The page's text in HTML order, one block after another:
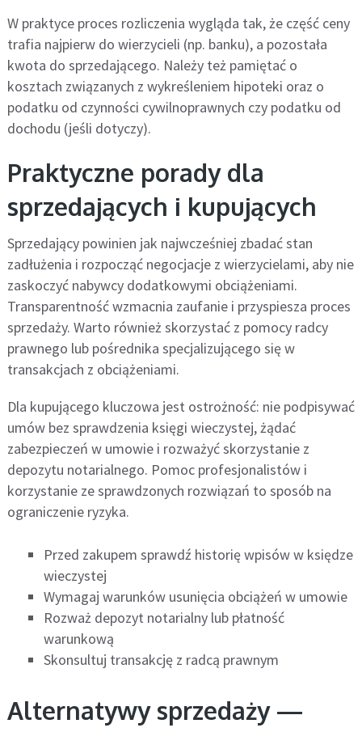
W praktyce proces rozliczenia wygląda tak, że część ceny
trafia najpierw do wierzycieli (np. banku), a pozostała
kwota do sprzedającego. Należy też pamiętać o
kosztach związanych z wykreśleniem hipoteki oraz o
podatku od czynności cywilnoprawnych czy podatku od
dochodu (jeśli dotyczy).
Praktyczne porady dla
sprzedających i kupujących
Sprzedający powinien jak najwcześniej zbadać stan
zadłużenia i rozpocząć negocjacje z wierzycielami, aby nie
zaskoczyć nabywcy dodatkowymi obciążeniami.
Transparentność wzmacnia zaufanie i przyspiesza proces
sprzedaży. Warto również skorzystać z pomocy radcy
prawnego lub pośrednika specjalizującego się w
transakcjach z obciążeniami.
Dla kupującego kluczowa jest ostrożność: nie podpisywać
umów bez sprawdzenia księgi wieczystej, żądać
zabezpieczeń w umowie i rozważyć skorzystanie z
depozytu notarialnego. Pomoc profesjonalistów i
korzystanie ze sprawdzonych rozwiązań to sposób na
ograniczenie ryzyka.
Przed zakupem sprawdź historię wpisów w księdze
wieczystej
Wymagaj warunków usunięcia obciążeń w umowie
Rozważ depozyt notarialny lub płatność
warunkową
Skonsultuj transakcję z radcą prawnym
Alternatywy sprzedaży —